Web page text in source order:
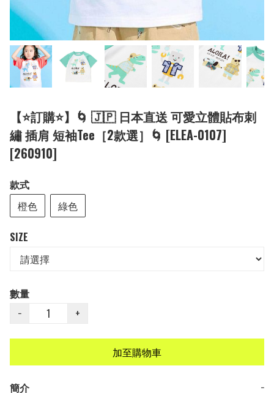
【⭐訂購⭐】🌀 🇯🇵 日本直送 可愛立體貼布刺
繡 插肩 短袖Tee［2款選］🌀 [ELEA-0107]
[260910]
款式
橙色
綠色
SIZE
數量
−
+
加至購物車
簡介
−